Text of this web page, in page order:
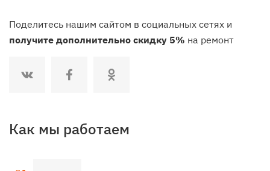
Поделитесь нашим сайтом в социальных сетях и
получите дополнительно скидку 5% на ремонт
Как мы работаем